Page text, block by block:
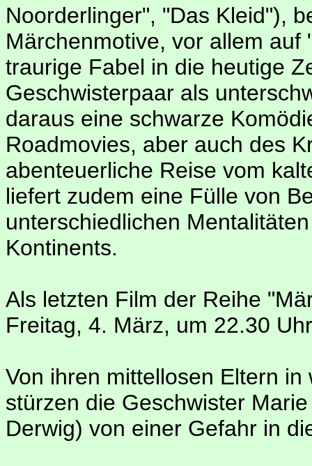
Noorderlinger", "Das Kleid"),
Märchenmotive, vor allem
traurige Fabel in die heutige
Geschwisterpaar als
daraus eine schwarze
Roadmovies, aber auch des
abenteuerliche Reise vom
liefert zudem eine Fülle von
unterschiedlichen
Kontinents.
Als letzten Film der Reihe
Freitag, 4. März, um 22.30
Von ihren mittellosen Eltern
stürzen die Geschwister
Derwig) von einer Gefahr in